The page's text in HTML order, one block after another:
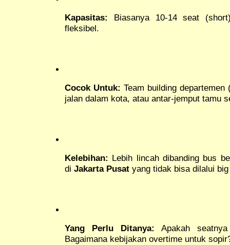
Kapasitas: Biasanya 10-14 seat
fleksibel.
Cocok Untuk: Team building
jalan dalam kota, atau antar-jemput tamu
Kelebihan: Lebih lincah dibanding bus
di Jakarta Pusat yang tidak bisa dilalui
Yang Perlu Ditanya: Apakah
Bagaimana kebijakan overtime untuk